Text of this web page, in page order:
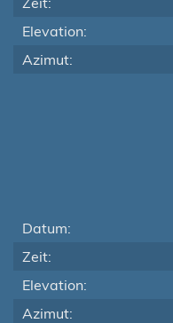
Elevation:
Azimut:
Datum:
Zeit:
Elevation:
Azimut: